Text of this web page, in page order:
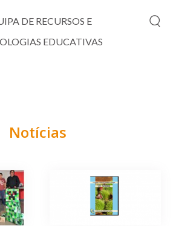
DE RECURSOS E
EDUCATIVAS
Notícias